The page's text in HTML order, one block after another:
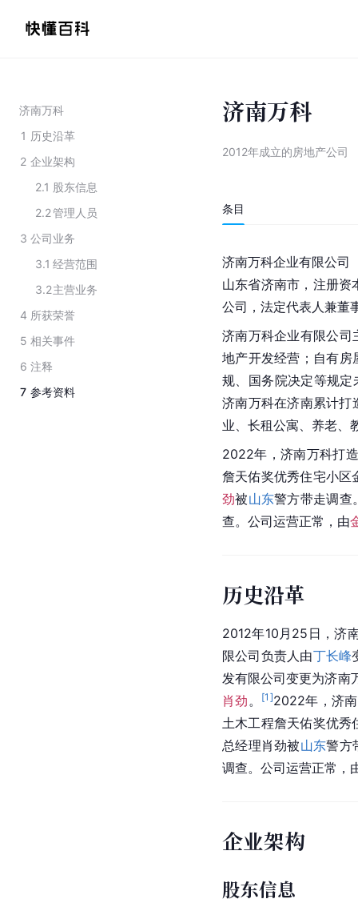
济南万科
1 历史沿革
2 企业架构
2.1 股东信息
2.2管理人员
3 公司业务
3.1 经营范围
3.2主营业务
4 所获荣誉
5 相关事件
6 注释
7 参考资料
济南万科
2012年成立的房地产公司
条目
济南万科企业有限公司
山东省济南市，注册
公司，法定代表人兼董
济南万科企业有限公司
地产开发经营；自有房
规、国务院决定等规
济南万科在济南累计打
业、长租公寓、养老、
2022年，济南万科打
詹天佑奖优秀住宅小区
劲被山东警方带走调查
查。公司运营正常，由
历史沿革
2012年10月25日，济
限公司负责人由丁长峰
发有限公司变更为济南
肖劲 。 [1 ]2022年，济
土木工程詹天佑奖优秀
总经理肖劲被山东警方
调查。公司运营正常，
企业架构
股东信息